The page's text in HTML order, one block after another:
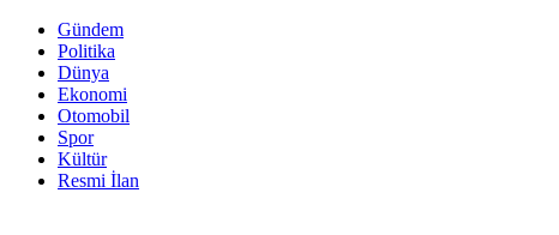
Gündem
Politika
Dünya
Ekonomi
Otomobil
Spor
Kültür
Resmi İlan